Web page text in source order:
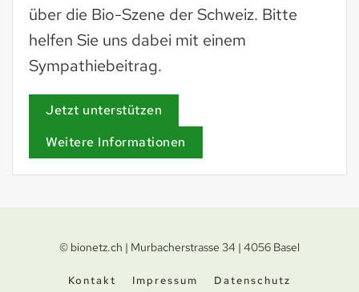
über die Bio-Szene der Schweiz. Bitte
helfen Sie uns dabei mit einem
Sympathiebeitrag.
Jetzt unterstützen
Weitere Informationen
© bionetz.ch | Murbacherstrasse 34 | 4056 Basel
Kontakt Impressum Datenschutz